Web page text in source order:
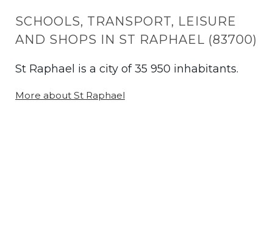
SCHOOLS, TRANSPORT, LEISURE
AND SHOPS IN ST RAPHAEL (83700)
St Raphael is a city of 35 950 inhabitants.
More about St Raphael